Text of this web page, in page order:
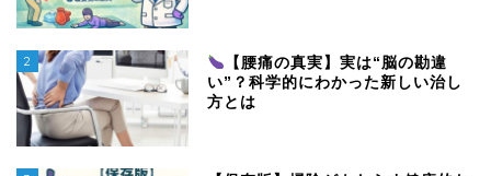
2
【腰痛の真実】実は“脳の勘違
い”？科学的にわかった新しい治し
方とは